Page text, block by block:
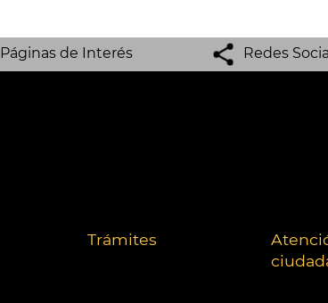
Páginas de Interés Redes
Trámites